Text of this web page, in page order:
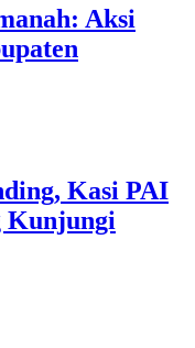
Aksi
Kasi PAI
Kunjungi